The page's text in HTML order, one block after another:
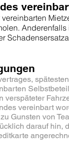
verspäteter
vereinbart
Gunsten von
darauf